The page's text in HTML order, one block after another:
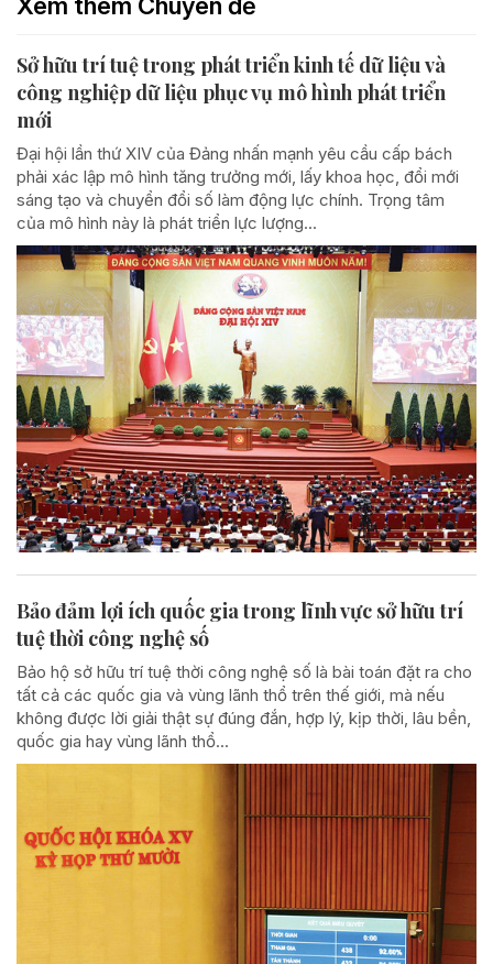
Xem thêm Chuyên đề
Sở hữu trí tuệ trong phát triển kinh tế dữ liệu và
công nghiệp dữ liệu phục vụ mô hình phát triển
mới
Đại hội lần thứ XIV của Đảng nhấn mạnh yêu cầu cấp bách
phải xác lập mô hình tăng trưởng mới, lấy khoa học, đổi mới
sáng tạo và chuyển đổi số làm động lực chính. Trọng tâm
của mô hình này là phát triển lực lượng...
Bảo đảm lợi ích quốc gia trong lĩnh vực sở hữu trí
tuệ thời công nghệ số
Bảo hộ sở hữu trí tuệ thời công nghệ số là bài toán đặt ra cho
tất cả các quốc gia và vùng lãnh thổ trên thế giới, mà nếu
không được lời giải thật sự đúng đắn, hợp lý, kịp thời, lâu bền,
quốc gia hay vùng lãnh thổ...